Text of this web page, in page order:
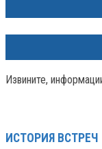
Извините,
ИСТОРИЯ ВСТРЕЧ